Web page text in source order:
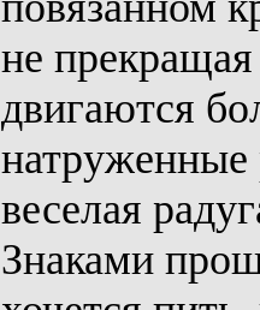
не
двигаются
веселая
Знаками